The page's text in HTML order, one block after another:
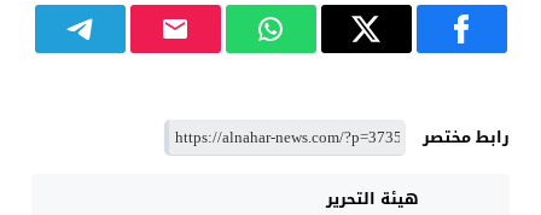
رابط مختصر
هيئة التحرير